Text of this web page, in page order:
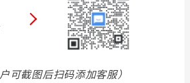
可截图后扫码添加客服）